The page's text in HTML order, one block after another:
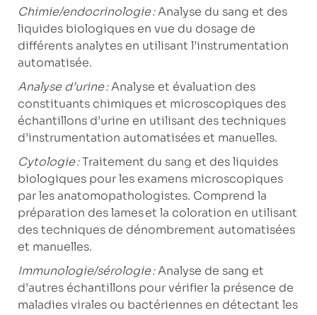
Chimie/endocrinologie :Analyse du sang et des
liquides biologiques en vue du dosage de
différents analytes en utilisant l’instrumentation
automatisée.
Analyse d’urine :Analyse et évaluation des
constituants chimiques et microscopiques des
échantillons d’urine en utilisant des techniques
d’instrumentation automatisées et manuelles.
Cytologie :Traitement du sang et des liquides
biologiques pour les examens microscopiques
par les anatomopathologistes. Comprend la
préparation des lames et la coloration en utilisant
des techniques de dénombrement automatisées
et manuelles.
Immunologie/sérologie :Analyse de sang et
d’autres échantillons pour vérifier la présence de
maladies virales ou bactériennes en détectant les